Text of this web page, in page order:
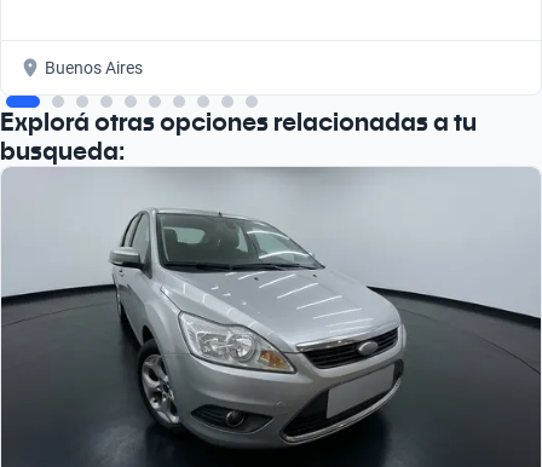
Buenos Aires
Explorá otras opciones relacionadas a tu
busqueda: